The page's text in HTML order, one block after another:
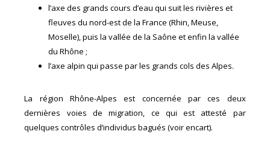
l’axe des grands cours d’eau qui suit les rivières et
fleuves du nord-est de la France (Rhin, Meuse,
Moselle), puis la vallée de la Saône et enfin la vallée
du Rhône ;
l’axe alpin qui passe par les grands cols des Alpes.
La région Rhône-Alpes est concernée par ces deux
dernières voies de migration, ce qui est attesté par
quelques contrôles d’individus bagués (voir encart).